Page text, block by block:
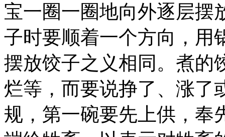
宝一圈一圈地向外逐层摆
子时要顺着一个方向，用
摆放饺子之义相同。煮的
烂等，而要说挣了、涨了
规，第一碗要先上供，奉